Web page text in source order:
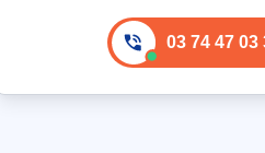
Mise en sécurité provisoire et
remplacement de vitre
03 74 47 03